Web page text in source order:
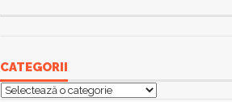
CATEGORII
Categorii